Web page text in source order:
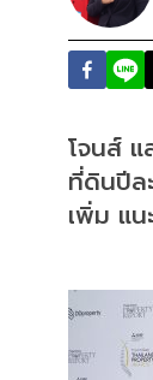
โจนส์
ที่ดินปีล
เพิ่ม แ